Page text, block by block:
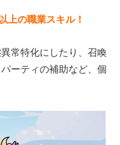
上の職業スキル！
常特化にしたり、召喚
ーティの補助など、個